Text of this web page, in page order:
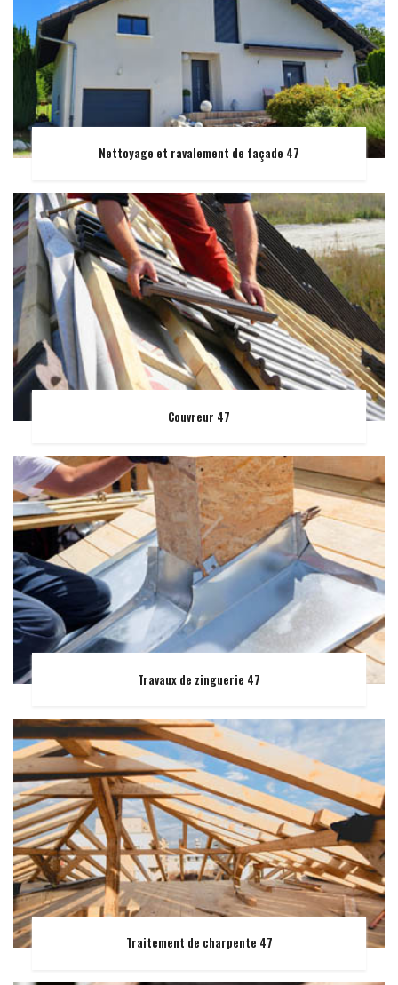
Nettoyage et ravalement de façade 47
Couvreur 47
Travaux de zinguerie 47
Traitement de charpente 47